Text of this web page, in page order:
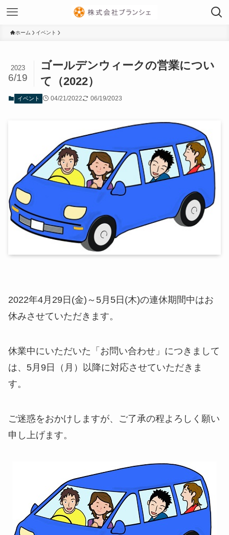
ホーム イベント
ゴールデンウィークの営業につい
て（2022）
2023
6/19
イベント 04/21/2022 06/19/2023
2022年4月29日(金)～5月5日(木)の連休期間中はお
休みさせていただきます。
休業中にいただいた「お問い合わせ」につきまして
は、5月9日（月）以降に対応させていただきま
す。
ご迷惑をおかけしますが、ご了承の程よろしく願い
申し上げます。